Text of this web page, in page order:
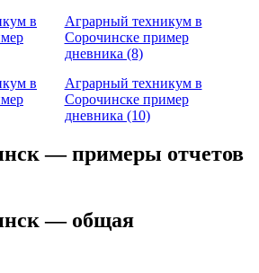
в
Аграрный техникум в
Сорочинске пример
дневника (8)
в
Аграрный техникум в
Сорочинске пример
дневника (10)
— примеры отчетов
— общая